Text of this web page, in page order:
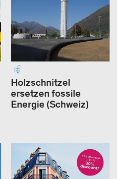
Holzschnitzel
ersetzen fossile
Energie (Schweiz)